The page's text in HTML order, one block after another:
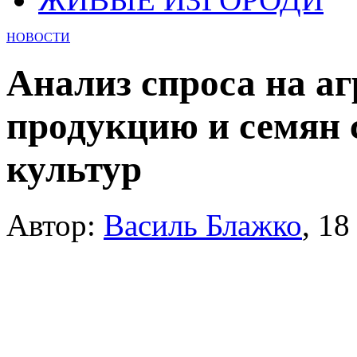
НОВОСТИ
Анализ спроса на
продукцию и семян
культур
Автор: Василь Блажко,